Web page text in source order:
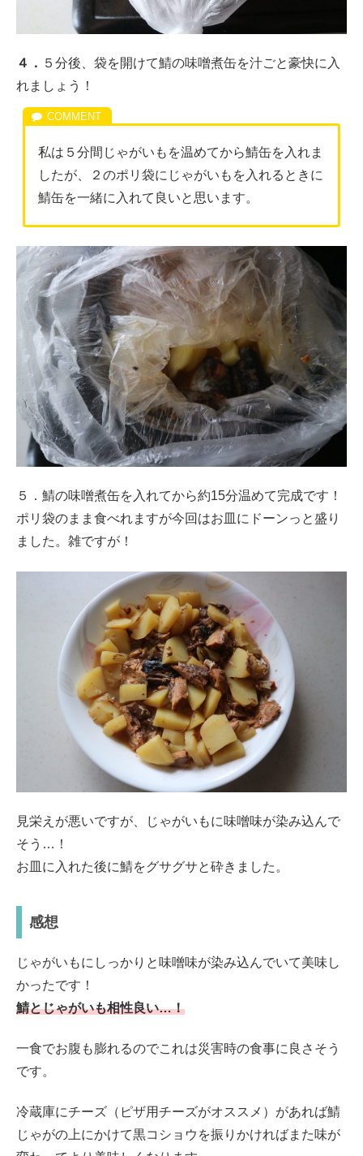
４． ５分後、袋を開けて鯖の味噌煮缶を汁ごと豪快に入
れましょう！
私は５分間じゃがいもを温めてから鯖缶を入れま
したが、２のポリ袋にじゃがいもを入れるときに
鯖缶を一緒に入れて良いと思います。
５．鯖の味噌煮缶を入れてから約15分温めて完成です！
ポリ袋のまま食べれますが今回はお皿にドーンっと盛り
ました。雑ですが！
見栄えが悪いですが、じゃがいもに味噌味が染み込んで
そう…！
お皿に入れた後に鯖をグサグサと砕きました。
感想
じゃがいもにしっかりと味噌味が染み込んでいて美味し
かったです！
鯖とじゃがいも相性良い…！
一食でお腹も膨れるのでこれは災害時の食事に良さそう
です。
冷蔵庫にチーズ（ピザ用チーズがオススメ）があれば鯖
じゃがの上にかけて黒コショウを振りかければまた味が